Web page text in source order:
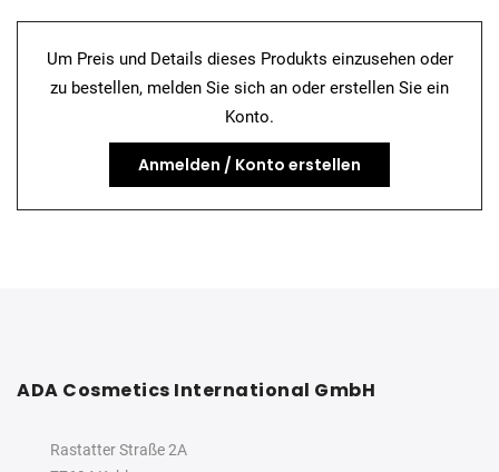
Um Preis und Details dieses Produkts einzusehen oder
zu bestellen, melden Sie sich an oder erstellen Sie ein
Konto.
Anmelden / Konto erstellen
ADA Cosmetics International GmbH
Rastatter Straße 2A